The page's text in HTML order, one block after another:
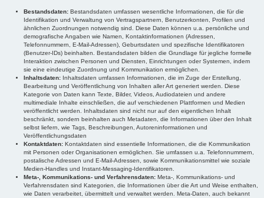
Bestandsdaten: Bestandsdaten umfassen wesentliche Informationen, die für die
Identifikation und Verwaltung von Vertragspartnern, Benutzerkonten, Profilen und
ähnlichen Zuordnungen notwendig sind. Diese Daten können u.a. persönliche und
demografische Angaben wie Namen, Kontaktinformationen (Adressen,
Telefonnummern, E-Mail-Adressen), Geburtsdaten und spezifische Identifikatoren
(Benutzer-IDs) beinhalten. Bestandsdaten bilden die Grundlage für jegliche formelle
Interaktion zwischen Personen und Diensten, Einrichtungen oder Systemen, indem
sie eine eindeutige Zuordnung und Kommunikation ermöglichen.
Inhaltsdaten: Inhaltsdaten umfassen Informationen, die im Zuge der Erstellung,
Bearbeitung und Veröffentlichung von Inhalten aller Art generiert werden. Diese
Kategorie von Daten kann Texte, Bilder, Videos, Audiodateien und andere
multimediale Inhalte einschließen, die auf verschiedenen Plattformen und Medien
veröffentlicht werden. Inhaltsdaten sind nicht nur auf den eigentlichen Inhalt
beschränkt, sondern beinhalten auch Metadaten, die Informationen über den Inhalt
selbst liefern, wie Tags, Beschreibungen, Autoreninformationen und
Veröffentlichungsdaten
Kontaktdaten: Kontaktdaten sind essentielle Informationen, die die Kommunikation
mit Personen oder Organisationen ermöglichen. Sie umfassen u.a. Telefonnummern,
postalische Adressen und E-Mail-Adressen, sowie Kommunikationsmittel wie soziale
Medien-Handles und Instant-Messaging-Identifikatoren.
Meta-, Kommunikations- und Verfahrensdaten: Meta-, Kommunikations- und
Verfahrensdaten sind Kategorien, die Informationen über die Art und Weise enthalten,
wie Daten verarbeitet, übermittelt und verwaltet werden. Meta-Daten, auch bekannt